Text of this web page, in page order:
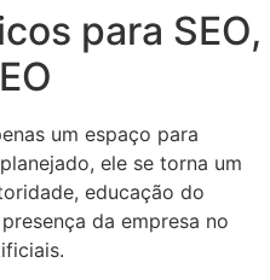
para SEO,
um espaço para
ele se torna um
educação do
da empresa no